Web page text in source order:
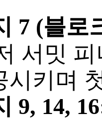
7 (블로
서밋
시키며
9, 14,